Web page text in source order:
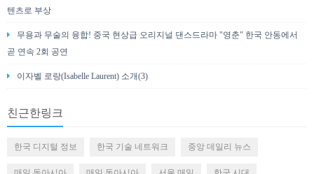
텐츠로 부상
무용과 무술의 융합! 중국 현상급 오리지널 댄스드라마 "영춘" 한국 안동에서
곧 연속 2회 공연
이자벨 로랑(Isabelle Laurent) 소개(3)
친근한링크
한국 디지털 정보 한국 기술 네트워크 중앙 데일리 뉴스